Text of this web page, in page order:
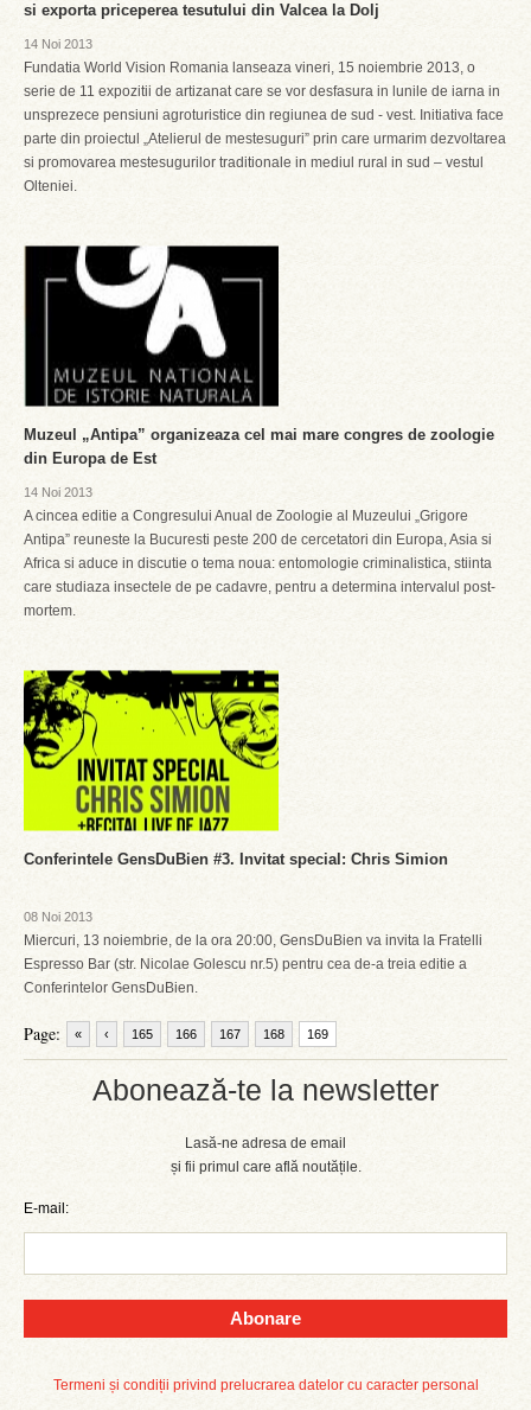
Abonează-te la newsletter
Lasă-ne adresa de email
și fii primul care află noutățile.
E-mail:
Abonare
Termeni și condiții privind prelucrarea datelor cu caracter personal
si exporta priceperea tesutului din Valcea la Dolj
14 Noi 2013
Fundatia World Vision Romania lanseaza vineri, 15 noiembrie 2013, o
serie de 11 expozitii de artizanat care se vor desfasura in lunile de iarna in
unsprezece pensiuni agroturistice din regiunea de sud - vest. Initiativa face
parte din proiectul „Atelierul de mestesuguri” prin care urmarim dezvoltarea
si promovarea mestesugurilor traditionale in mediul rural in sud – vestul
Olteniei.
Muzeul „Antipa” organizeaza cel mai mare congres de zoologie
din Europa de Est
14 Noi 2013
A cincea editie a Congresului Anual de Zoologie al Muzeului „Grigore
Antipa” reuneste la Bucuresti peste 200 de cercetatori din Europa, Asia si
Africa si aduce in discutie o tema noua: entomologie criminalistica, stiinta
care studiaza insectele de pe cadavre, pentru a determina intervalul post-
mortem.
Conferintele GensDuBien #3. Invitat special: Chris Simion
08 Noi 2013
Miercuri, 13 noiembrie, de la ora 20:00, GensDuBien va invita la Fratelli
Espresso Bar (str. Nicolae Golescu nr.5) pentru cea de-a treia editie a
Conferintelor GensDuBien.
Page: « ‹ 165 166 167 168 169